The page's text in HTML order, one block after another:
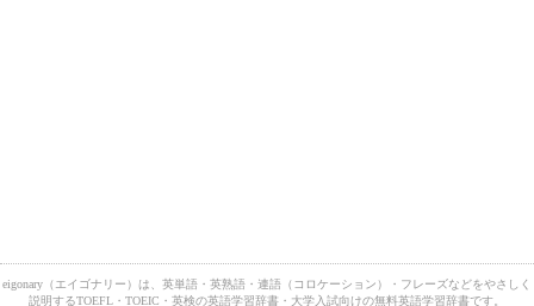
eigonary（エイゴナリー）は、英単語・英熟語・連語（コロケーション）・フレーズなどをやさしく
説明するTOEFL・TOEIC・英検の英語学習辞書・大学入試向けの無料英語学習辞書です。